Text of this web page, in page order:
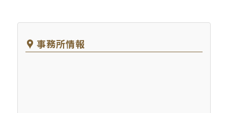
事務所情報